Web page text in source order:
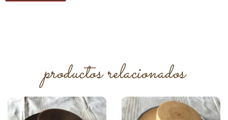
productos relacionados